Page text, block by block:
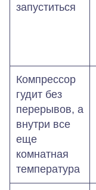
запуститься
Компрессор
гудит без
перерывов, а
внутри все
еще
комнатная
температура